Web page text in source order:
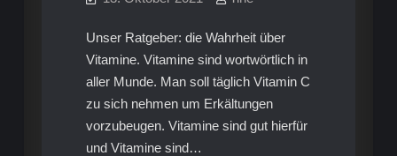
Unser Ratgeber: die Wahrheit über
Vitamine. Vitamine sind wortwörtlich in
aller Munde. Man soll täglich Vitamin C
zu sich nehmen um Erkältungen
vorzubeugen. Vitamine sind gut hierfür
und Vitamine sind…